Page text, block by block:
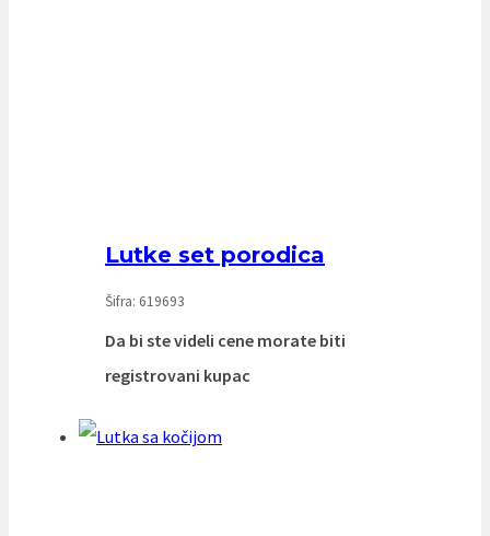
Lutke set porodica
Šifra: 619693
Da bi ste videli cene morate biti
registrovani kupac